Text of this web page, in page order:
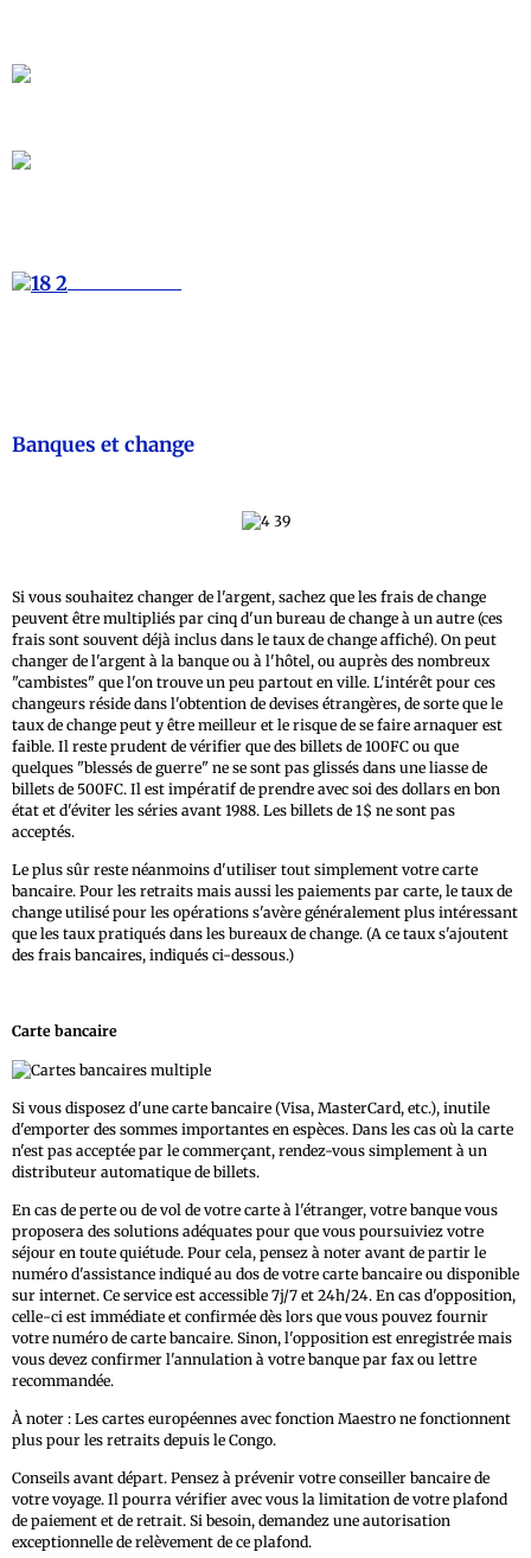
Banques et change
Si vous souhaitez changer de l'argent, sachez que les frais de change
peuvent être multipliés par cinq d'un bureau de change à un autre (ces
frais sont souvent déjà inclus dans le taux de change affiché). On peut
changer de l'argent à la banque ou à l'hôtel, ou auprès des nombreux
"cambistes" que l'on trouve un peu partout en ville. L'intérêt pour ces
changeurs réside dans l'obtention de devises étrangères, de sorte que le
taux de change peut y être meilleur et le risque de se faire arnaquer est
faible. Il reste prudent de vérifier que des billets de 100FC ou que
quelques "blessés de guerre" ne se sont pas glissés dans une liasse de
billets de 500FC. Il est impératif de prendre avec soi des dollars en bon
état et d'éviter les séries avant 1988. Les billets de 1$ ne sont pas
acceptés.
Le plus sûr reste néanmoins d'utiliser tout simplement votre carte
bancaire. Pour les retraits mais aussi les paiements par carte, le taux de
change utilisé pour les opérations s'avère généralement plus intéressant
que les taux pratiqués dans les bureaux de change. (A ce taux s'ajoutent
des frais bancaires, indiqués ci-dessous.)
Carte bancaire
Si vous disposez d'une carte bancaire (Visa, MasterCard, etc.), inutile
d'emporter des sommes importantes en espèces. Dans les cas où la carte
n'est pas acceptée par le commerçant, rendez-vous simplement à un
distributeur automatique de billets.
En cas de perte ou de vol de votre carte à l'étranger, votre banque vous
proposera des solutions adéquates pour que vous poursuiviez votre
séjour en toute quiétude. Pour cela, pensez à noter avant de partir le
numéro d'assistance indiqué au dos de votre carte bancaire ou disponible
sur internet. Ce service est accessible 7j/7 et 24h/24. En cas d'opposition,
celle-ci est immédiate et confirmée dès lors que vous pouvez fournir
votre numéro de carte bancaire. Sinon, l'opposition est enregistrée mais
vous devez confirmer l'annulation à votre banque par fax ou lettre
recommandée.
À noter : Les cartes européennes avec fonction Maestro ne fonctionnent
plus pour les retraits depuis le Congo.
Conseils avant départ. Pensez à prévenir votre conseiller bancaire de
votre voyage. Il pourra vérifier avec vous la limitation de votre plafond
de paiement et de retrait. Si besoin, demandez une autorisation
exceptionnelle de relèvement de ce plafond.